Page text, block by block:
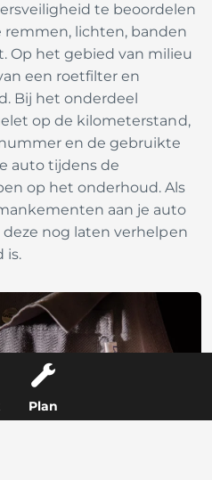
Plan
te beoordelen
lichten, banden
Op het gebied van milieu
een roetfilter en
Bij het onderdeel
op de kilometerstand,
en de gebruikte
auto tijdens de
op het onderhoud. Als
aan je auto
nog laten verhelpen
is.